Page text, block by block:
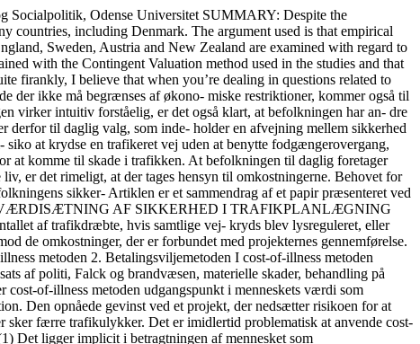
revision af beslutningsgrundlaget for trafiksikkerhedspolitik- ken i Danmark. I denne artikel vil jeg redegøre for, hvorledes man i de hidtil gennemførte betalings- viljeundersøgelser i England, Sverige, Østrig og New Zealand har forsøgt at begrænse og kontrollere betalingsviljemetodens empiriske problemer, samt for de opnåede resulta- ter. Betalingsviljemetoden Betalingsviljemetodens udgangspunkt er, at man ved værdisætning af et givent gode, skal måle forbrugernes opfattelse heraf. Hvis godet, som undersøges, bliver handlet på et marked, hvor der er fuldkommen konkurrence, er dette relativt enkelt, idet markedspri- sen svarer til det beløb forbrugerne højest er villige til at betale for den sidste enhed af godet, der købes. Området under efterspørgselskurven vil tilsvarende svare til den sam- lede betalingsvilje for det pågældende gode. For en række goder, som f.eks. trafiksikker- hed, findes der imidlertid ikke noget egentligt marked, hvorfor det er nødvendigt at an- vende forskellige metoder til at afsløre efterspørgslen. Disse såkaldte betalingsviljeme- toder kan opdeles i: 1. Metoder der afdækker implicit efterspørgsel 2. Metoder der afdækker efterspørgsel eksplicit VÆRDISÆTNING AF SIKKERHED I TRAFIKPLANLÆGNING 633 I den første gruppe af metoder udnytter man det forhold, at der findes en række på for- hånd trufne valg, som implicit indeholder en værdisætning af sikkerhed. Det drejer sig f.eks. om køb af brandalarmer, valg af motorvejshastighed, aflønning af risikobetonede job, osv. Der er imidlertid en række problemer ved metoderne, som har medført, at man har sat spørgsmålstegn ved de opnåede estimaters troværdighed. Det drejer sig ud over dataproblemer om problemer med manglende overholdelse af antagelsen om fuld infor- mation, problemer med værdisætning af tid og problemer med opdelingen af goder i for- skellige godekarakteristika. I den anden gruppe af metoder søger man at fa udvalgte svarpersoner til at foretage hypotetiske valg for derved eksplicit at afsløre svarpersonernes værdisætning. 1 den hyp- pigst anvendte af disse metoder, som herefter kaldes »spørgeskemametoden«1, spørges tilfældige svarpersoner i spørgeskemaer - selvadministrerede eller administreret af in- terviewere - mere eller mindre direkte, hvor meget de under en række på forhånd fastsat- te hypotetiske markedsbetingelser maksimalt vil betale for at opnå en forbedret sikker- hed. Idet man ved værdisætning af et projekt, der forventes at redde et givet antal perso- ner fra at blive dræbte i trafikken, ikke ved, hvem det er, der bliver reddet, bliver svarper- sonerne bedt om at oplyse deres betalingsvilje for den generelle risikoreduktion, projek- tet forventes at medføre. Det er således intet problem for metoden, at individer ikke har en endelig betalingsvilje for at undgå den sikre død. Fordelen ved at anvende betalingsviljen som estimat for værdien af trafiksikkerhed er, at betalingsviljen kan forventes at inddrage de individuelle forhold, som cost-of-i